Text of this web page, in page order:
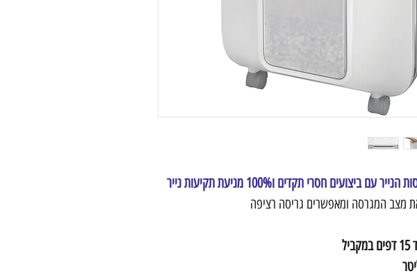
ביצועים חסרי תקדים ו100% מניעת תקיעות נייר
מצב המגרסה ומאפשרים גריסה רציפה